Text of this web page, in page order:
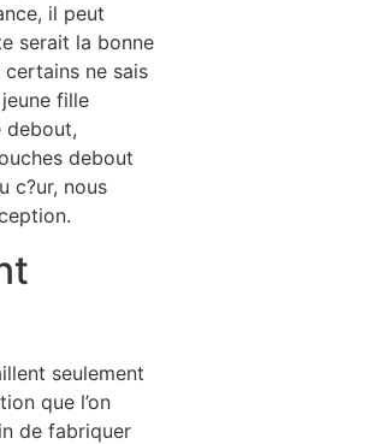
il peut
serait la bonne
certains ne sais
fille
debout,
debout
c?ur, nous
seulement
que l’on
de fabriquer